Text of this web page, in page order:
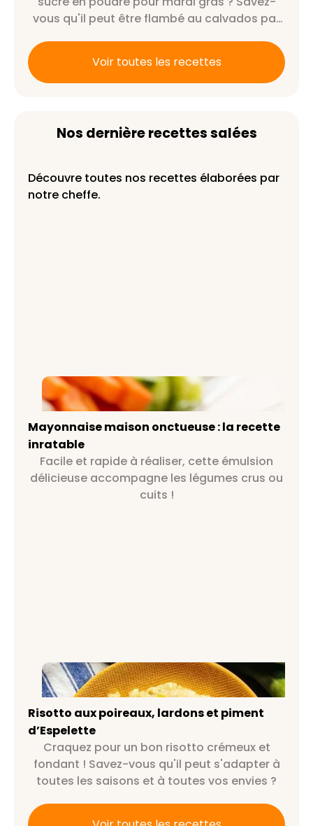
vous qu'il peut être flambé au calvados par
Voir toutes les recettes
Nos dernière recettes salées
Découvre toutes nos recettes élaborées par
notre cheffe.
Mayonnaise maison onctueuse : la
recette inratable
Mayonnaise maison onctueuse : la recette
inratable
Facile et rapide à réaliser, cette émulsion
délicieuse accompagne les légumes crus ou
cuits !
Risotto aux poireaux, lardons et
piment d’Espelette
Risotto aux poireaux, lardons et piment
d’Espelette
Craquez pour un bon risotto crémeux et
fondant ! Savez-vous qu'il peut s'adapter à
toutes les saisons et à toutes vos envies ?